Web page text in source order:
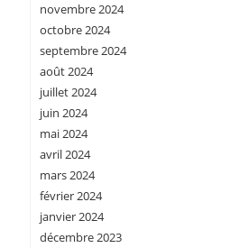
novembre 2024
octobre 2024
septembre 2024
août 2024
juillet 2024
juin 2024
mai 2024
avril 2024
mars 2024
février 2024
janvier 2024
décembre 2023